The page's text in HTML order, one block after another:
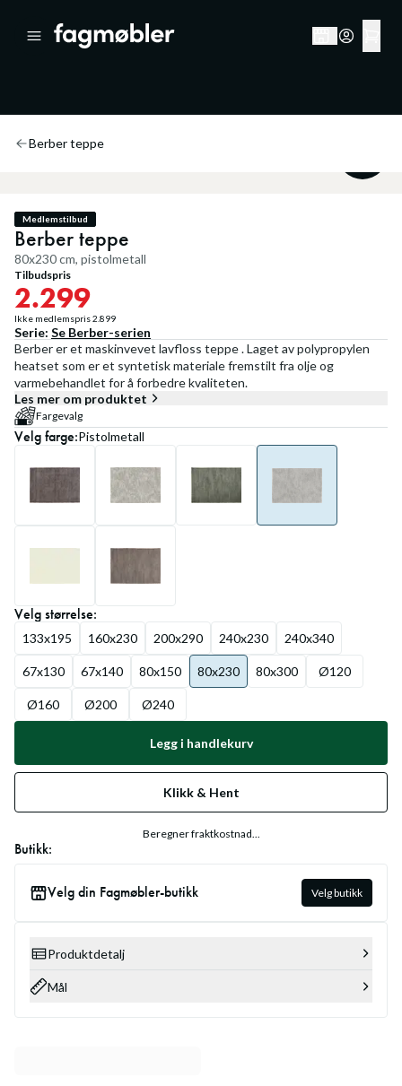
Berber teppe
Medlemstilbud
Berber teppe
80x230 cm, pistolmetall
Tilbudspris
2.299
Ikke medlemspris2.899
Serie: Se Berber-serien
Berber er et maskinvevet lavfloss teppe . Laget av polypropylen
heatset som er et syntetisk materiale fremstilt fra olje og
varmebehandlet for å forbedre kvaliteten.
Les mer om produktet
Fargevalg
Velgfarge:Pistolmetall
Velgstørrelse:
133x195 160x230 200x290 240x230 240x340
67x130 67x140 80x150 80x230 80x300 Ø120
Ø160 Ø200 Ø240
Legg i handlekurv
Klikk & Hent
Beregner fraktkostnad...
Butikk:
Velg din Fagmøbler-butikk Velg butikk
Produktdetalj
Mål